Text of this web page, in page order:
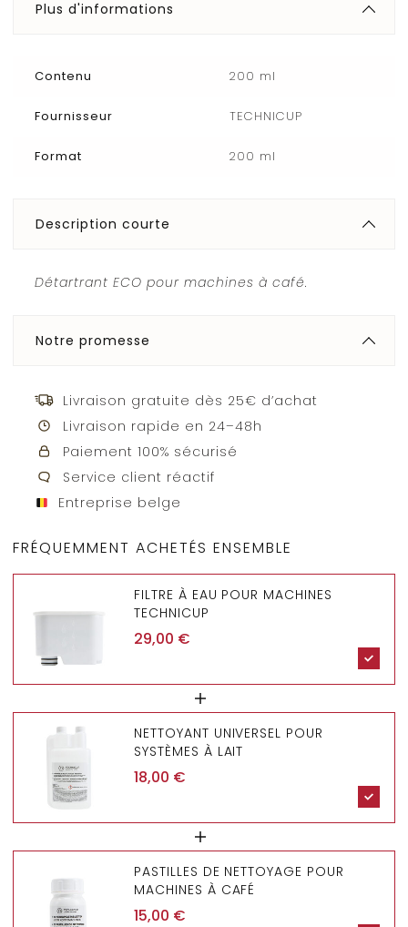
Plus d'informations
Contenu 200 ml
Fournisseur TECHNICUP
Format 200 ml
Description courte
Détartrant ECO pour machines à café.
Notre promesse
Livraison gratuite dès 25€ d’achat
Livraison rapide en 24–48h
Paiement 100% sécurisé
Service client réactif
Entreprise belge
FRÉQUEMMENT ACHETÉS ENSEMBLE
FILTRE À EAU POUR MACHINES
TECHNICUP
29,00 €
NETTOYANT UNIVERSEL POUR
SYSTÈMES À LAIT
18,00 €
PASTILLES DE NETTOYAGE POUR
MACHINES À CAFÉ
15,00 €